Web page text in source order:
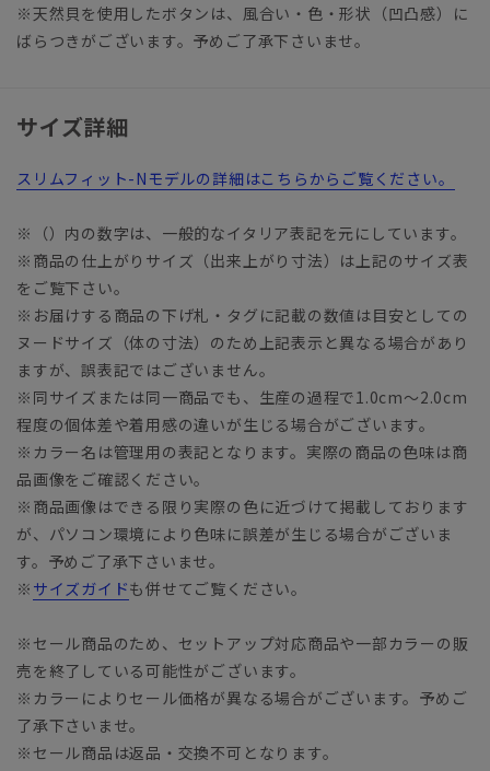
※天然貝を使用したボタンは、風合い・色・形状（凹凸感）に
ばらつきがございます。予めご了承下さいませ。
サイズ詳細
スリムフィット-Nモデルの詳細はこちらからご覧ください。
※（）内の数字は、一般的なイタリア表記を元にしています。
※商品の仕上がりサイズ（出来上がり寸法）は上記のサイズ表
をご覧下さい。
※お届けする商品の下げ札・タグに記載の数値は目安としての
ヌードサイズ（体の寸法）のため上記表示と異なる場合があり
ますが、誤表記ではございません。
※同サイズまたは同一商品でも、生産の過程で1.0cm～2.0cm
程度の個体差や着用感の違いが生じる場合がございます。
※カラー名は管理用の表記となります。実際の商品の色味は商
品画像をご確認ください。
※商品画像はできる限り実際の色に近づけて掲載しております
が、パソコン環境により色味に誤差が生じる場合がございま
す。予めご了承下さいませ。
※ サイズガイドも併せてご覧ください。
※セール商品のため、セットアップ対応商品や一部カラーの販
売を終了している可能性がございます。
※カラーによりセール価格が異なる場合がございます。予めご
了承下さいませ。
※セール商品は返品・交換不可となります。